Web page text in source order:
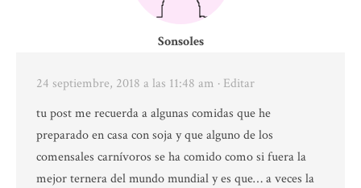
Sonsoles
24 septiembre, 2018 a las 11:48 am · Editar
tu post me recuerda a algunas comidas que he
preparado en casa con soja y que alguno de los
comensales carnívoros se ha comido como si fuera la
mejor ternera del mundo mundial y es que… a veces la